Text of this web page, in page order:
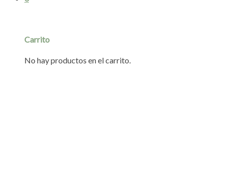
Carrito
No hay productos en el carrito.